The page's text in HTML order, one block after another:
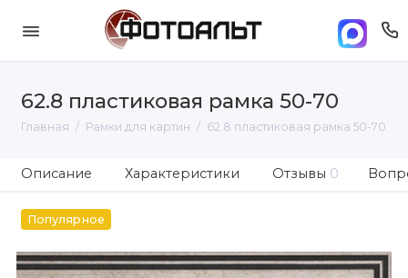
62.8 пластиковая рамка 50-70
Главная Рамки для картин 62.8 пластиковая рамка 50-70
Описание Характеристики Отзывы 0
Популярное